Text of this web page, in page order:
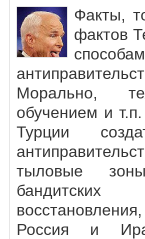
Факты,
фактов
Морально,
обучением и
Турции
тыловые
Россия и